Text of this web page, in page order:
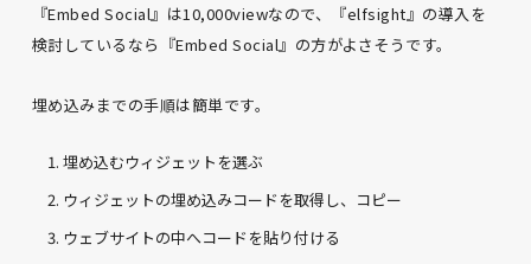
『Embed Social』は10,000viewなので、『elfsight』の導入を
検討しているなら『Embed Social』の方がよさそうです。
埋め込みまでの手順は簡単です。
埋め込むウィジェットを選ぶ
ウィジェットの埋め込みコードを取得し、コピー
ウェブサイトの中へコードを貼り付ける